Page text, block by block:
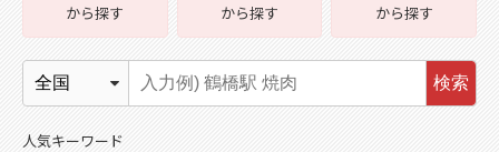
から探す
から探す
から探す
検索
人気キーワード